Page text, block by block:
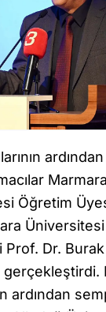
Öğretim
Prof. Dr.
gerçekleştirdi.
ardından